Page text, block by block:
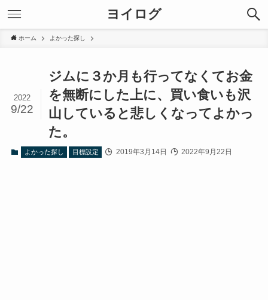
ヨイログ
ホーム よかった探し
ジムに３か月も行ってなくてお金
を無断にした上に、買い食いも沢
山していると悲しくなってよかっ
た。
2022
9/22
よかった探し 目標設定 2019年3月14日 2022年9月22日